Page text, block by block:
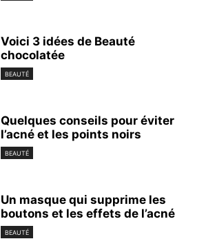
Voici 3 idées de Beauté
chocolatée
BEAUTÉ
Quelques conseils pour éviter
l’acné et les points noirs
BEAUTÉ
Un masque qui supprime les
boutons et les effets de l’acné
BEAUTÉ